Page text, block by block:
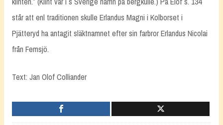
står att enl traditionen skulle Erlandus Magni i Kolborset i
Pjätteryd ha antagit släktnamnet efter sin farbror Erlandus Nicolai
från Femsjö.
Text: Jan Olof Colliander